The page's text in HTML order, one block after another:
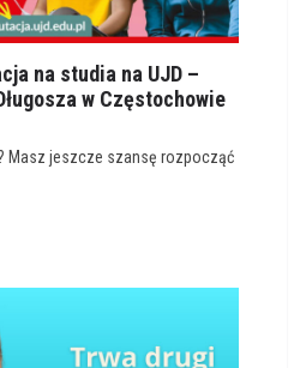
na studia na UJD –
w Częstochowie
Masz jeszcze szansę rozpocząć